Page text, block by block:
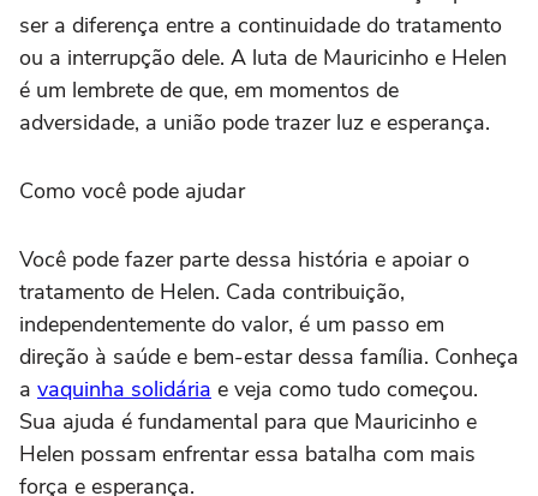
ser a diferença entre a continuidade do tratamento
ou a interrupção dele. A luta de Mauricinho e Helen
é um lembrete de que, em momentos de
adversidade, a união pode trazer luz e esperança.
Como você pode ajudar
Você pode fazer parte dessa história e apoiar o
tratamento de Helen. Cada contribuição,
independentemente do valor, é um passo em
direção à saúde e bem-estar dessa família. Conheça
a vaquinha solidária e veja como tudo começou.
Sua ajuda é fundamental para que Mauricinho e
Helen possam enfrentar essa batalha com mais
força e esperança.